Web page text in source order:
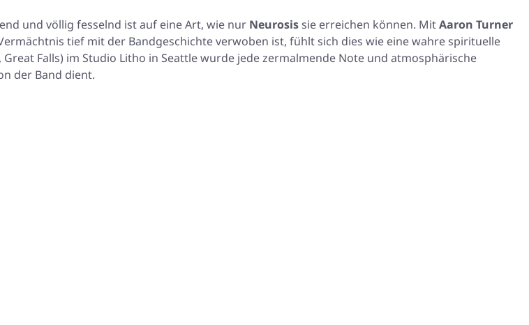
und völlig fesselnd ist auf eine Art, wie nur Neurosissie erreichen können. MitAaron Turner
tief mit der Bandgeschichte verwoben ist, fühlt sich dies wie eine wahre spirituelle
Falls) im Studio Litho in Seattle wurde jede zermalmende Note und atmosphärische
der Band dient.